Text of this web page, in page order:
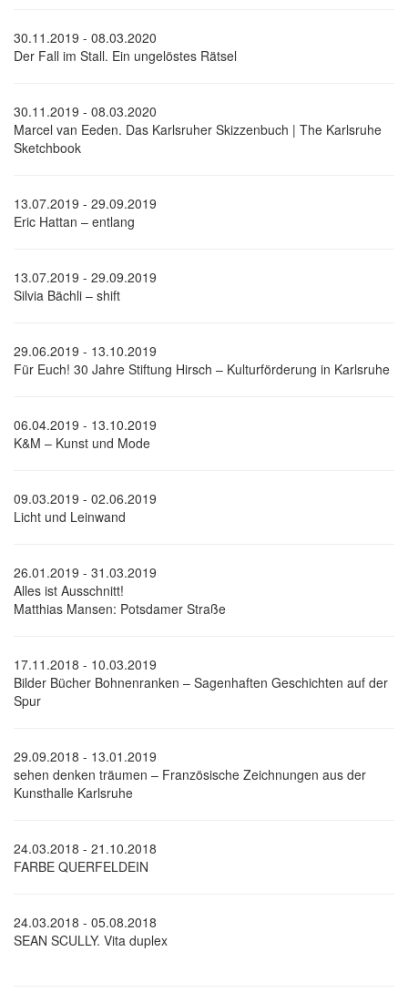
30.11.2019 - 08.03.2020
Der Fall im Stall. Ein ungelöstes Rätsel
30.11.2019 - 08.03.2020
Marcel van Eeden. Das Karlsruher Skizzenbuch | The Karlsruhe
Sketchbook
13.07.2019 - 29.09.2019
Eric Hattan – entlang
13.07.2019 - 29.09.2019
Silvia Bächli – shift
29.06.2019 - 13.10.2019
Für Euch! 30 Jahre Stiftung Hirsch – Kulturförderung in Karlsruhe
06.04.2019 - 13.10.2019
K&M – Kunst und Mode
09.03.2019 - 02.06.2019
Licht und Leinwand
26.01.2019 - 31.03.2019
Alles ist Ausschnitt!
Matthias Mansen: Potsdamer Straße
17.11.2018 - 10.03.2019
Bilder Bücher Bohnenranken – Sagenhaften Geschichten auf der
Spur
29.09.2018 - 13.01.2019
sehen denken träumen – Französische Zeichnungen aus der
Kunsthalle Karlsruhe
24.03.2018 - 21.10.2018
FARBE QUERFELDEIN
24.03.2018 - 05.08.2018
SEAN SCULLY. Vita duplex